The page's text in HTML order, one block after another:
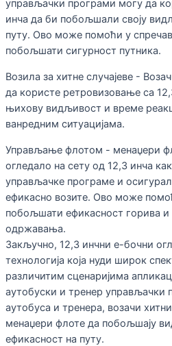
управљачки програми могу да
инча да би побољшали своју
путу. Ово може помоћи у
побољшати сигурност путника.
Возила за хитне случајеве -
да користе ретровизовање са
њихову видљивост и време
ванредним ситуацијама.
Управљање флотом - менаџери
огледало на сету од 12,3 инча
управљачке програме и
ефикасно возите. Ово може
побољшати ефикасност горива
одржавања.
Закључно, 12,3 инчни е-бочни
технологија која нуди широк
различитим сценаријима
аутобуски и тренер управљачки
аутобуса и тренера, возачи
менаџери флоте да побољшају
ефикасност на путу.